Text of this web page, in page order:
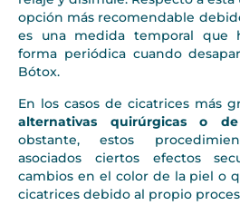
opción más recomendable
es una medida temporal que
forma periódica cuando
Bótox.
En los casos de cicatrices más
alternativas quirúrgicas o de
obstante, estos
asociados ciertos efectos
cambios en el color de la piel o
cicatrices debido al propio